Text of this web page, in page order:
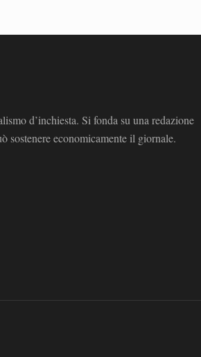
d’inchiesta. Si fonda su una redazione
sostenere economicamente il giornale.